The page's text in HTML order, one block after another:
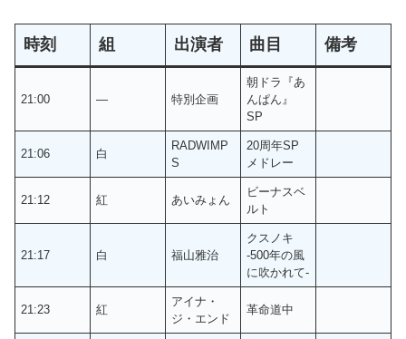
時刻 組 出演者 曲目 備考
21:00 ― 特別企画
朝ドラ『あ
んぱん』
SP
21:06 白
RADWIMP
S
20周年SP
メドレー
21:12 紅 あいみょん
ビーナスベ
ルト
21:17 白 福山雅治
クスノキ
-500年の風
に吹かれて-
21:23 紅
アイナ・
ジ・エンド
革命道中